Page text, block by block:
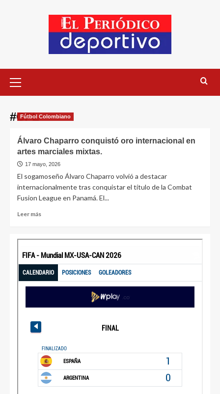
#CFL
Fútbol Colombiano
Álvaro Chaparro conquistó oro internacional en
artes marciales mixtas.
17 mayo, 2026
El sogamoseño Álvaro Chaparro volvió a destacar
internacionalmente tras conquistar el título de la Combat
Fusion League en Panamá. El...
Leer más